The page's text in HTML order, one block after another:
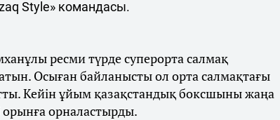
Style» командасы.
ресми түрде суперорта салмақ
Осыған байланысты ол орта салмақтағы
Кейін ұйым қазақстандық боксшыны жаңа
орынға орналастырды.